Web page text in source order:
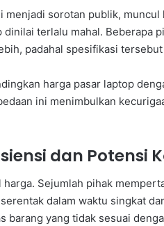
menjadi sorotan publik,
dinilai terlalu mahal. Beberapa
padahal spesifikasi
harga pasar laptop
ini menimbulkan
dan Potensi
harga. Sejumlah pihak
dalam waktu singkat
barang yang tidak sesuai